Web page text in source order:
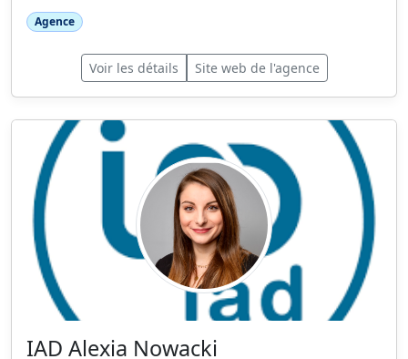
Agence
Voir les détails Site web de l'agence
IAD Alexia Nowacki